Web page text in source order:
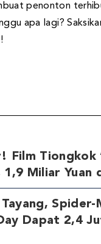
penonton
apa lagi?
Film Tiongkok
1,9 Miliar Yuan
Spider-
Dapat 2,4